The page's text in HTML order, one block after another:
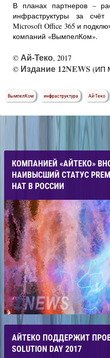
В планах партнеров –
инфраструктуры за
Microsoft Office 365 и
компаний «ВымпелКом».
© Ай-Теко, 2017
© Издание 12NEWS (ИП
ВымпелКом инфраструктура Ай-Теко
КОМПАНИЕЙ «АЙТЕКО»
НАИВЫСШИЙ СТАТУС
HAT В РОССИИ
АЙТЕКО ПОДДЕРЖИТ
SOLUTION DAY 2017